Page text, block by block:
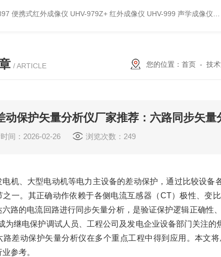
便携式红外成像仪 UHV-979Z+ 红外成像仪 UHV-999 声学成像仪
/ ARTICLE 您的位置： 首页- 技
动保护矢量分析仪厂家推荐：六路同步矢量
时间：2026-02-26 浏览次数：249
电机、大型电动机等电力主设备的差动保护，通过比较设
之一。其正确动作依赖于各侧电流互感器（CT）极性、变
六路的电流回路进行同步矢量分析，是验证保护逻辑正确性
为继电保护调试人员、工程公司及发电企业设备部门关注
路差动保护矢量分析仪在多个重点工程中得到应用。本文
参考。